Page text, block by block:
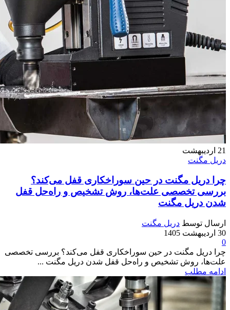
21 اردیبهشت
دریل مگنت
چرا دریل مگنت در حین سوراخکاری قفل می‌کند؟
بررسی تخصصی علت‌ها، روش تشخیص و راه‌حل قفل
شدن دریل مگنت
ارسال توسط دریل مگنت
30 اردیبهشت 1405
0
چرا دریل مگنت در حین سوراخکاری قفل می‌کند؟ بررسی تخصصی
علت‌ها، روش تشخیص و راه‌حل قفل شدن دریل مگنت ...
ادامه مطلب